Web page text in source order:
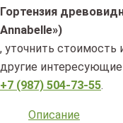
Гортензия
Annabelle»)
, уточнить стоимость
другие
+7 (987) 504-73-55.
Описание